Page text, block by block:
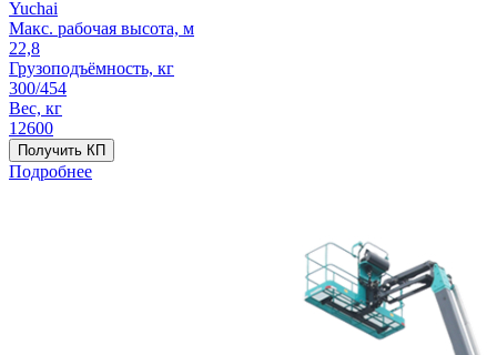
Yuchai
Макс. рабочая высота, м
22,8
Грузоподъёмность, кг
300/454
Вес, кг
12600
Получить КП
Подробнее